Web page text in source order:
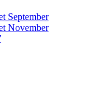
September
November